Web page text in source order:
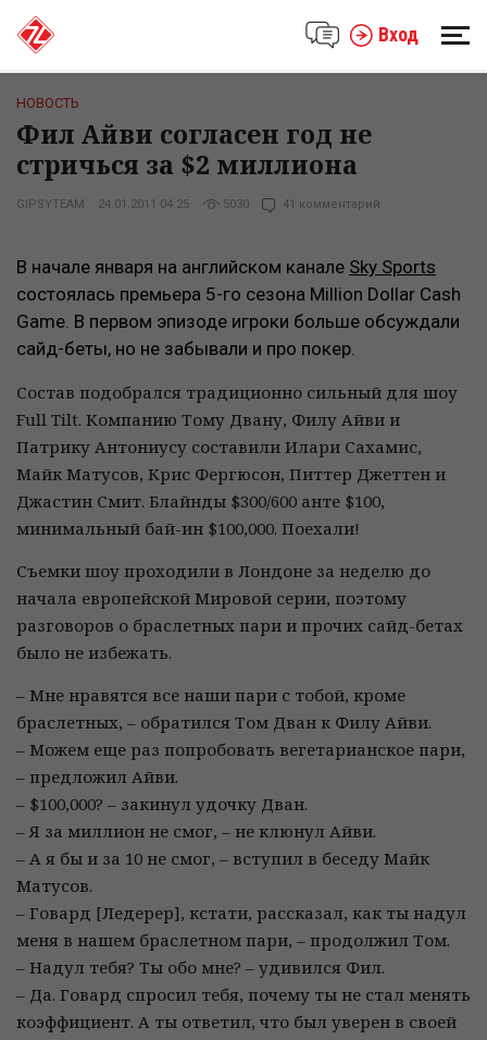
Вход
НОВОСТЬ
Фил Айви согласен год не
стричься за $2 миллиона
GIPSYTEAM 24.01.2011 04:25 5030 41 комментарий
В начале января на английском канале Sky Sports
состоялась премьера 5-го сезона Million Dollar Cash
Game. В первом эпизоде игроки больше обсуждали
сайд-беты, но не забывали и про покер.
Состав подобрался традиционно сильный для шоу
Full Tilt. Компанию Тому Двану, Филу Айви и
Патрику Антониусу составили Илари Сахамис,
Майк Матусов, Крис Фергюсон, Питтер Джеттен и
Джастин Смит. Блайнды $300/600 анте $100,
минимальный бай-ин $100,000. Поехали!
Съемки шоу проходили в Лондоне за неделю до
начала европейской Мировой серии, поэтому
разговоров о браслетных пари и прочих сайд-бетах
было не избежать.
– Мне нравятся все наши пари с тобой, кроме
браслетных, – обратился Том Дван к Филу Айви.
– Можем еще раз попробовать вегетарианское пари,
– предложил Айви.
– $100,000? – закинул удочку Дван.
– Я за миллион не смог, – не клюнул Айви.
– А я бы и за 10 не смог, – вступил в беседу Майк
Матусов.
– Говард [Ледерер], кстати, рассказал, как ты надул
меня в нашем браслетном пари, – продолжил Том.
– Надул тебя? Ты обо мне? – удивился Фил.
– Да. Говард спросил тебя, почему ты не стал менять
коэффициент. А ты ответил, что был уверен в своей